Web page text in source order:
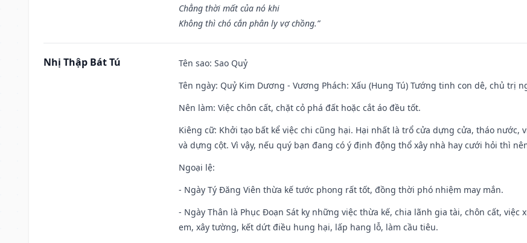
Chẳng thời mất của nó khi
Không thì chó cắn phân ly vợ chồng.”
Nhị Thập Bát Tú Tên sao: Sao Quỷ
Tên ngày: Quỷ Kim Dương - Vương Phách: Xấu (Hung Tú) Tướng tinh con dê, chủ trị
Nên làm: Việc chôn cất, chặt cỏ phá đất hoặc cắt áo đều tốt.
Kiêng cữ: Khởi tạo bất kể việc chi cũng hại. Hại nhất là trổ cửa dựng cửa, tháo nước,
và dựng cột. Vì vậy, nếu quý bạn đang có ý định động thổ xây nhà hay cưới hỏi thì
Ngoại lệ:
- Ngày Tý Đăng Viên thừa kế tước phong rất tốt, đồng thời phó nhiệm may mắn.
- Ngày Thân là Phục Đoạn Sát kỵ những việc thừa kế, chia lãnh gia tài, chôn cất,
em, xây tường, kết dứt điều hung hại, lấp hang lỗ, làm cầu tiêu.